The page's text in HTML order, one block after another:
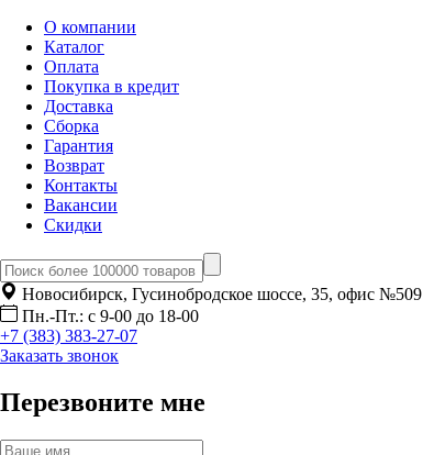
О компании
Каталог
Оплата
Покупка в кредит
Доставка
Сборка
Гарантия
Возврат
Контакты
Вакансии
Скидки
Новосибирск, Гусинобродское шоссе, 35, офис №509
Пн.-Пт.: с 9-00 до 18-00
+7 (383) 383-27-07
Заказать звонок
Перезвоните мне